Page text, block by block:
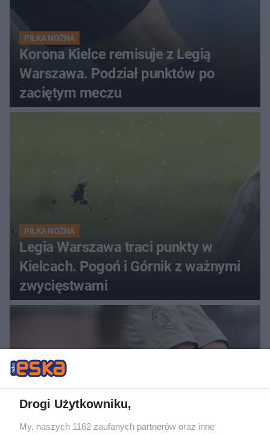
PIŁKA NOŻNA
Korona Kielce remisuje z Legią
Warszawa. Podział punktów po
zaciętym meczu
PIŁKA NOŻNA
Legia Warszawa traci punkty w
Kielcach. Pogoń i Górnik z ważnymi
zwycięstwami
Drogi Użytkowniku,
My, naszych 1162 zaufanych partnerów oraz inne